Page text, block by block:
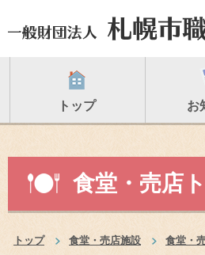
トップ お
食堂・売店
トップ 食堂・売店施設 食堂・